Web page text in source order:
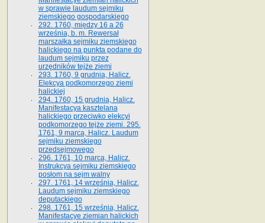
w sprawie laudum sejmiku
ziemskiego gospodarskiego
292. 1760, między 16 a 26
września, b. m. Rewersał
marszałka sejmiku ziemskiego
halickiego na punkta podane do
laudum sejmiku przez
urzędników tejże ziemi
293. 1760, 9 grudnia, Halicz.
Elekcya podkomorzego ziemi
halickiej
294. 1760, 15 grudnia, Halicz.
Manifestacya kasztelana
halickiego przeciwko elekcyi
podkomorzego tejże ziemi. 295.
1761, 9 marca, Halicz. Laudum
sejmiku ziemskiego
przedsejmowego
296. 1761, 10 marca, Halicz.
Instrukcya sejmiku ziemskiego
posłom na sejm walny
297. 1761, 14 września, Halicz.
Laudum sejmiku ziemskiego
deputackiego
298. 1761, 15 września, Halicz.
Manifestacye ziemian halickich